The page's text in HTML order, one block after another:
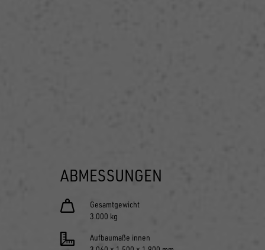
ABMESSUNGEN
Gesamtgewicht
3.000 kg
Aufbaumaße innen